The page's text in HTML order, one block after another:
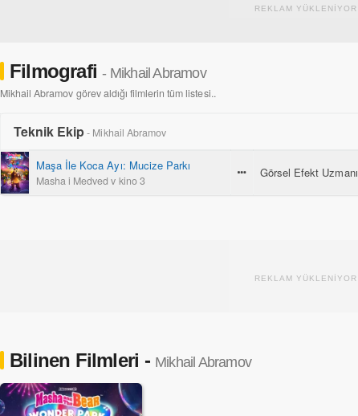
REKLAM YÜKLENİYOR
Filmografi- Mikhail Abramov
Mikhail Abramov görev aldığı filmlerin tüm listesi..
Teknik Ekip- Mikhail Abramov
Maşa İle Koca Ayı: Mucize Parkı
Masha i Medved v kino 3
Görsel Efekt Uzmanı
REKLAM YÜKLENİYOR
Bilinen Filmleri - Mikhail Abramov